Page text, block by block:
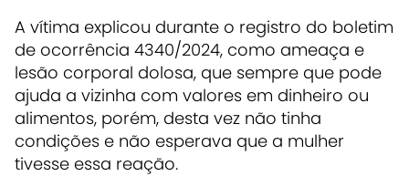
A vítima explicou durante o registro do boletim
de ocorrência 4340/2024, como ameaça e
lesão corporal dolosa, que sempre que pode
ajuda a vizinha com valores em dinheiro ou
alimentos, porém, desta vez não tinha
condições e não esperava que a mulher
tivesse essa reação.